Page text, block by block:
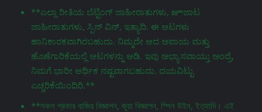
**ಎಲ್ಲಾ ರೀತಿಯ ಬೆಟ್ಟಿಂಗ್ ಜಾಹೀರಾತುಗಳು, జూಜಾಟ
ಜಾಹೀರಾತುಗಳು, ಸ್ಪಿನ್ ವಿನ್, ಇತ್ಯಾದಿ. ಈ ಆಟಗಳು
ಹಾನಿಕಾರಕವಾಗಿರಬಹುದು. ನಿಮ್ಮದೇ ಆದ ಅಪಾಯ ಮತ್ತು
ಹೊಣೆಗಾರಿಕೆಯಲ್ಲಿ ಆಟಗಳನ್ನು ಆಡಿ. ಇವು ಅಭ್ಯಾಸವಾಯ್ತು ಅಂದ್ರೆ,
ನಿಮಗೆ ಭಾರೀ ಆರ್ಥಿಕ ನಷ್ಟವಾಗಬಹುದು. ದಯವಿಟ್ಟು
ಎಚ್ಚರಿಕೆಯಿಂದಿರಿ.**
**সকল প্রকার বাজির বিজ্ঞাপন, জুয়া বিজ্ঞাপন, স্পিন উইন, ইত্যাদি। এই